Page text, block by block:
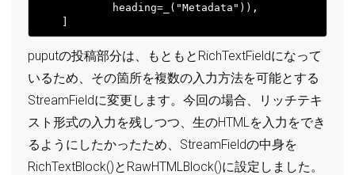
            heading=_("Metadata")),
puputの投稿部分は、もともとRichTextFieldになって
いるため、その箇所を複数の入力方法を可能とする
StreamFieldに変更します。今回の場合、リッチテキ
スト形式の入力を残しつつ、生のHTMLを入力をでき
るようにしたかったため、StreamFieldの中身を
RichTextBlock()とRawHTMLBlock()に設定しました。